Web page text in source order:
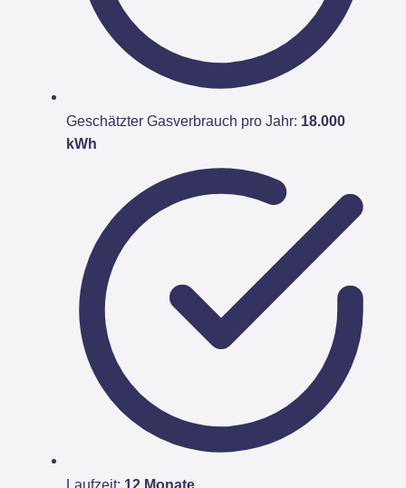
Geschätzter Gasverbrauch pro Jahr: 18.000
kWh